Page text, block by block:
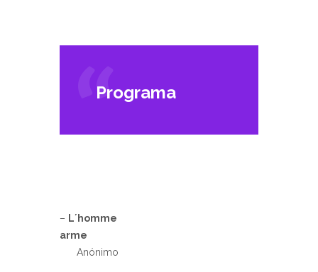
Programa
– L´homme
arme
Anónimo